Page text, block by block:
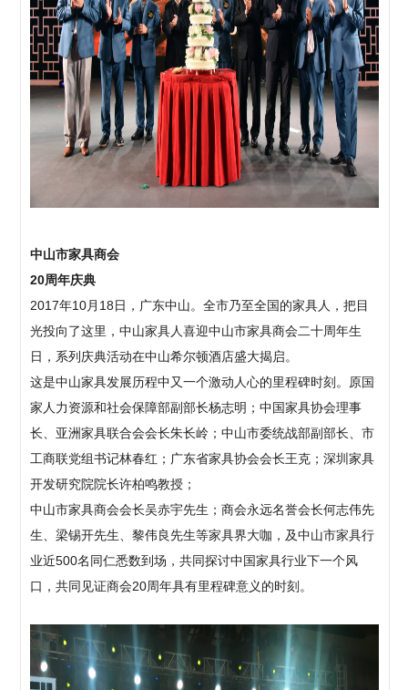
中山市家具商会
20周年庆典
2017年10月18日，广东中山。全市乃至全国的家具人，把目
光投向了这里，中山家具人喜迎中山市家具商会二十周年生
日，系列庆典活动在中山希尔顿酒店盛大揭启。
这是中山家具发展历程中又一个激动人心的里程碑时刻。原国
家人力资源和社会保障部副部长杨志明；中国家具协会理事
长、亚洲家具联合会会长朱长岭；中山市委统战部副部长、市
工商联党组书记林春红；广东省家具协会会长王克；深圳家具
开发研究院院长许柏鸣教授；
中山市家具商会会长吴赤宇先生；商会永远名誉会长何志伟先
生、梁锡开先生、黎伟良先生等家具界大咖，及中山市家具行
业近500名同仁悉数到场，共同探讨中国家具行业下一个风
口，共同见证商会20周年具有里程碑意义的时刻。